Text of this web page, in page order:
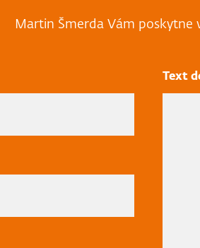
Martin Šmerda Vám poskytne
Text